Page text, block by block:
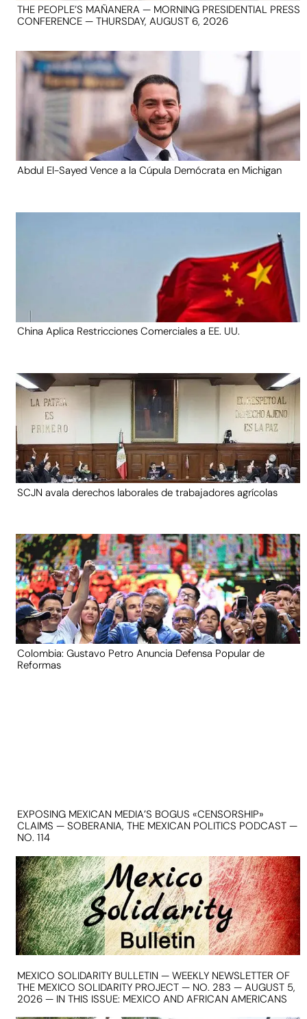
THE PEOPLE’S MAÑANERA — MORNING PRESIDENTIAL PRESS
CONFERENCE — THURSDAY, AUGUST 6, 2026
Abdul El-Sayed Vence a la Cúpula Demócrata en Michigan
China Aplica Restricciones Comerciales a EE. UU.
SCJN avala derechos laborales de trabajadores agrícolas
Colombia: Gustavo Petro Anuncia Defensa Popular de
Reformas
EXPOSING MEXICAN MEDIA’S BOGUS «CENSORSHIP»
CLAIMS — SOBERANIA, THE MEXICAN POLITICS PODCAST —
NO. 114
MEXICO SOLIDARITY BULLETIN — WEEKLY NEWSLETTER OF
THE MEXICO SOLIDARITY PROJECT — NO. 283 — AUGUST 5,
2026 — IN THIS ISSUE: MEXICO AND AFRICAN AMERICANS